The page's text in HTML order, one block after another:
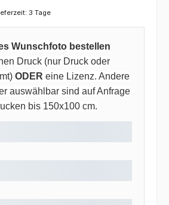
3 Tage
Wunschfoto bestellen
Druck (nur Druck oder
ODER eine Lizenz. Andere
auswählbar sind auf Anfrage
bis 150x100 cm.